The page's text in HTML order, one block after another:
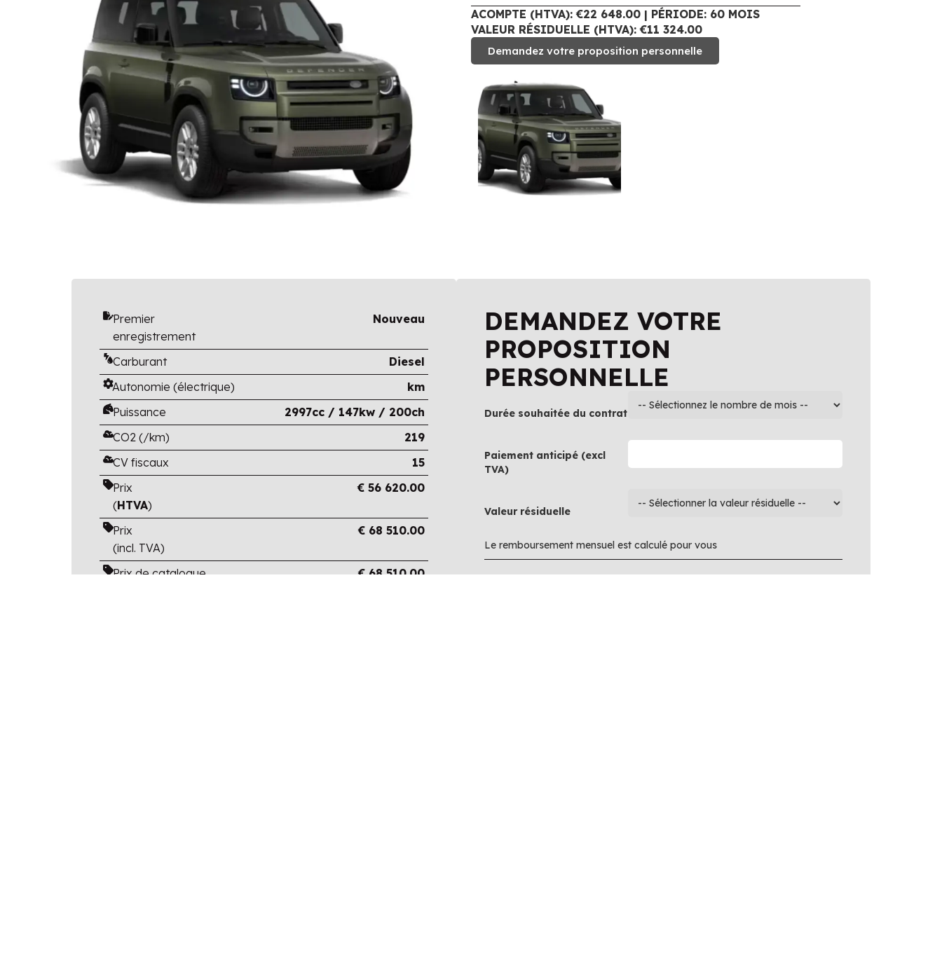
ACOMPTE (HTVA): €22 648.00 | PÉRIODE: 60 MOIS
VALEUR RÉSIDUELLE (HTVA): €11 324.00
Demandez votre proposition personnelle
Premier
enregistrement
Nouveau
Carburant
Diesel
Autonomie (électrique)
km
Puissance
2997cc / 147kw / 200ch
CO2 (/km)
219
CV fiscaux
15
Prix
(HTVA)
€56 620.00
Prix
(incl. TVA)
€ 68 510.00
Prix de catalogue
€68 510.00
DEMANDEZ VOTRE
PROPOSITION
PERSONNELLE
Durée souhaitée du contrat
Paiement anticipé (excl
TVA)
Valeur résiduelle
Le remboursement mensuel est calculé pour vous